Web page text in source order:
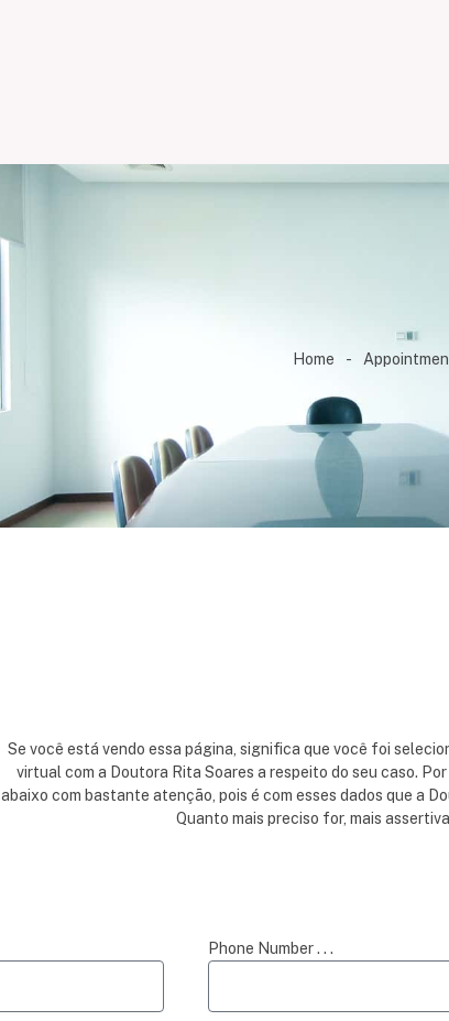
Home -
Se você está vendo essa página, significa que você foi
virtual com a Doutora Rita Soares a respeito do seu caso.
abaixo com bastante atenção, pois é com esses dados que a
Quanto mais preciso for, mais
Phone Number . . .